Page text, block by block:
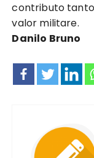
contributo
valor militare.
Danilo Bruno